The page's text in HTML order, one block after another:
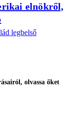
elnökről,
legbelső
olvassa őket